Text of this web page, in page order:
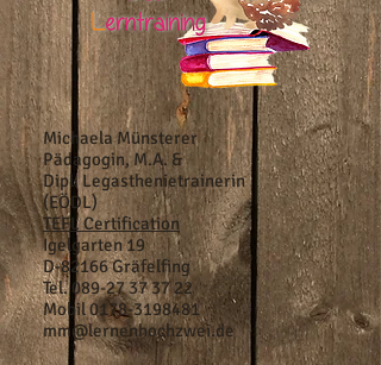
Michaela Münsterer
Pädagogin, M.A. &
Dipl. Legasthenietrainerin
(EÖDL)
TEFL Certification
Igelgarten 19
D-82166 Gräfelfing
Tel.089-27 37 37 22
Mobil0178-3198481
mm@lernenhochzwei.de